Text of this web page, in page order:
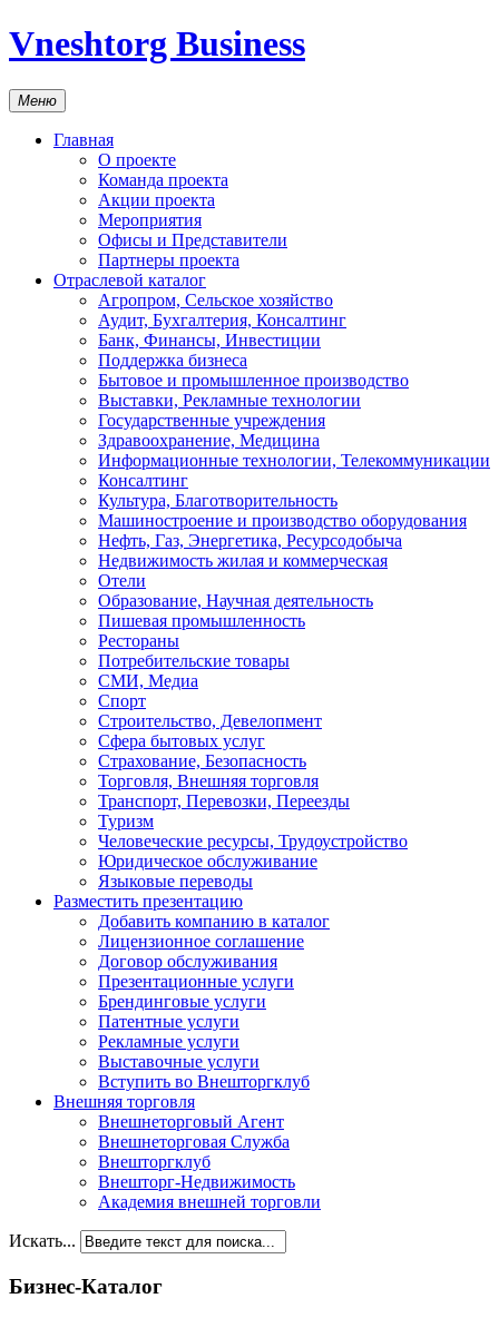
Vneshtorg Business
Меню
Главная
О проекте
Команда проекта
Акции проекта
Мероприятия
Офисы и Представители
Партнеры проекта
Отраслевой каталог
Агропром, Сельское хозяйство
Аудит, Бухгалтерия, Консалтинг
Банк, Финансы, Инвестиции
Поддержка бизнеса
Бытовое и промышленное производство
Выставки, Рекламные технологии
Государственные учреждения
Здравоохранение, Медицина
Информационные технологии, Телекоммуникации
Консалтинг
Культура, Благотворительность
Машиностроение и производство оборудования
Нефть, Газ, Энергетика, Ресурсодобыча
Недвижимость жилая и коммерческая
Отели
Образование, Научная деятельность
Пишевая промышленность
Рестораны
Потребительские товары
СМИ, Медиа
Спорт
Строительство, Девелопмент
Сфера бытовых услуг
Страхование, Безопасность
Торговля, Внешняя торговля
Транспорт, Перевозки, Переезды
Туризм
Человеческие ресурсы, Трудоустройство
Юридическое обслуживание
Языковые переводы
Разместить презентацию
Добавить компанию в каталог
Лицензионное соглашение
Договор обслуживания
Презентационные услуги
Брендинговые услуги
Патентные услуги
Рекламные услуги
Выставочные услуги
Вступить во Внешторгклуб
Внешняя торговля
Внешнеторговый Агент
Внешнеторговая Служба
Внешторгклуб
Внешторг-Недвижимость
Академия внешней торговли
Искать...
Бизнес-Каталог